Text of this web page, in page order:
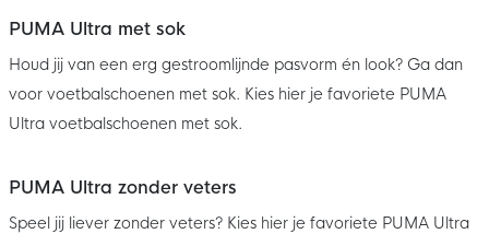
PUMA Ultra met sok
Houd jij van een erg gestroomlijnde pasvorm én look? Ga dan
voor voetbalschoenen met sok. Kies hier je favoriete PUMA
Ultra voetbalschoenen met sok.
PUMA Ultra zonder veters
Speel jij liever zonder veters? Kies hier je favoriete PUMA Ultra